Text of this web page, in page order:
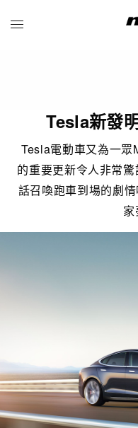
Tesla新發
Tesla電動車又為一
的重要更新令人非常
話召喚跑車到場的劇
家